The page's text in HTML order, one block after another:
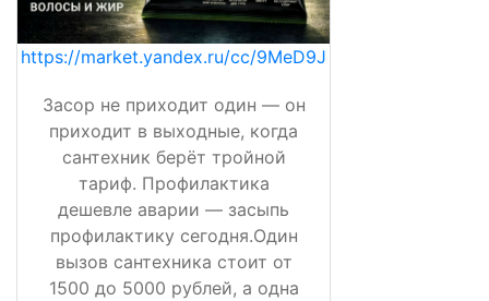
https://market.yandex.ru/cc/9MeD9J
Засор не приходит один — он
приходит в выходные, когда
сантехник берёт тройной
тариф. Профилактика
дешевле аварии — засыпь
профилактику сегодня.Один
вызов сантехника стоит от
1500 до 5000 рублей, а одна